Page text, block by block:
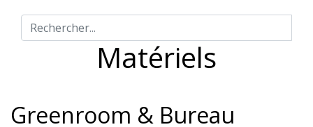
Search
Matériels
Greenroom & Bureau